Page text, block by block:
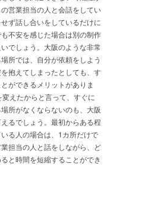
営業担当の人と会話をしてい
ず話し合いをしているだけに
不安を感じた場合は別の制作
でしょう。大阪のような非常
所では、自分が依頼をしよう
抱えてしまったとしても、す
ができるメリットがありま
えたからと言って、すぐに
所がなくならないのも、大阪
るでしょう。最初からある程
る人の場合は、1カ所だけで
担当の人と話をしながら、ど
と時間を短縮することができ